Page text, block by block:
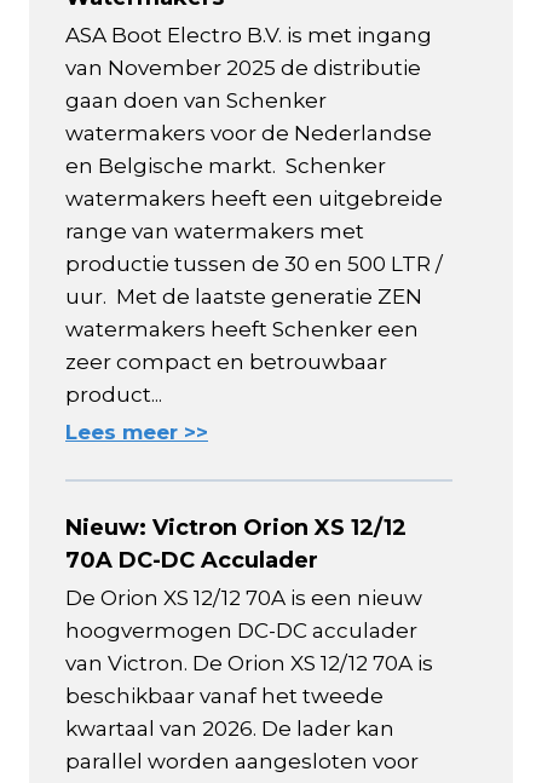
ASA Boot Electro B.V. is met ingang
van November 2025 de distributie
gaan doen van Schenker
watermakers voor de Nederlandse
en Belgische markt. Schenker
watermakers heeft een uitgebreide
range van watermakers met
productie tussen de 30 en 500 LTR /
uur. Met de laatste generatie ZEN
watermakers heeft Schenker een
zeer compact en betrouwbaar
product...
Lees meer >>
Nieuw: Victron Orion XS 12/12
70A DC-DC Acculader
De Orion XS 12/12 70A is een nieuw
hoogvermogen DC-DC acculader
van Victron. De Orion XS 12/12 70A is
beschikbaar vanaf het tweede
kwartaal van 2026. De lader kan
parallel worden aangesloten voor